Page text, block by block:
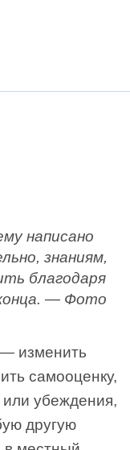
написано
знаниям,
благодаря
— Фото
изменить
самооценку,
или убеждения,
другую